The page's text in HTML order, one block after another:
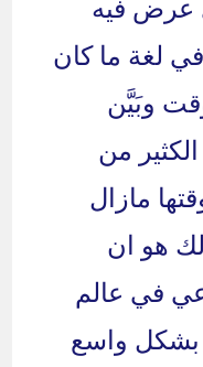
لغة ما كان
وبَيَّن
من
مازال
هو ان
في عالم
بشكل واسع